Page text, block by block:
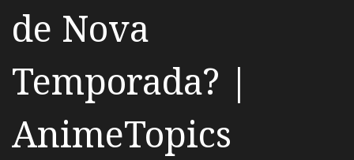
de Nova
Temporada? |
AnimeTopics